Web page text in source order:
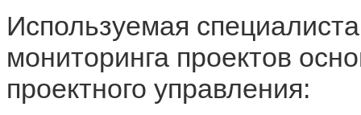
Используемая
мониторинга проектов
проектного управления: